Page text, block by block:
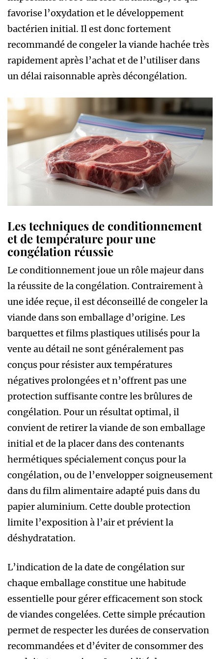
favorise l’oxydation et le développement
bactérien initial. Il est donc fortement
recommandé de congeler la viande hachée très
rapidement après l’achat et de l’utiliser dans
un délai raisonnable après décongélation.
Les techniques de conditionnement
et de température pour une
congélation réussie
Le conditionnement joue un rôle majeur dans
la réussite de la congélation. Contrairement à
une idée reçue, il est déconseillé de congeler la
viande dans son emballage d’origine. Les
barquettes et films plastiques utilisés pour la
vente au détail ne sont généralement pas
conçus pour résister aux températures
négatives prolongées et n’offrent pas une
protection suffisante contre les brûlures de
congélation. Pour un résultat optimal, il
convient de retirer la viande de son emballage
initial et de la placer dans des contenants
hermétiques spécialement conçus pour la
congélation, ou de l’envelopper soigneusement
dans du film alimentaire adapté puis dans du
papier aluminium. Cette double protection
limite l’exposition à l’air et prévient la
déshydratation.
L’indication de la date de congélation sur
chaque emballage constitue une habitude
essentielle pour gérer efficacement son stock
de viandes congelées. Cette simple précaution
permet de respecter les durées de conservation
recommandées et d’éviter de consommer des